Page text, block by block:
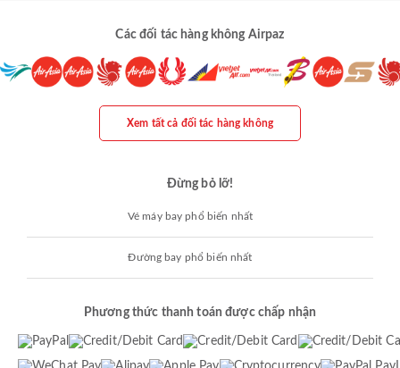
Các đối tác hàng không Airpaz
Xem tất cả đối tác hàng không
Đừng bỏ lỡ!
Vé máy bay phổ biến nhất
Đường bay phổ biến nhất
Phương thức thanh toán được chấp nhận